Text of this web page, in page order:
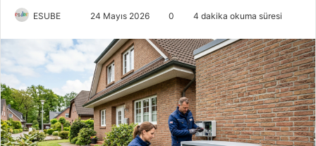
ESUBE
r
-
p
o
s
24 Mayıs 2026 0 4 dakika okuma süresi